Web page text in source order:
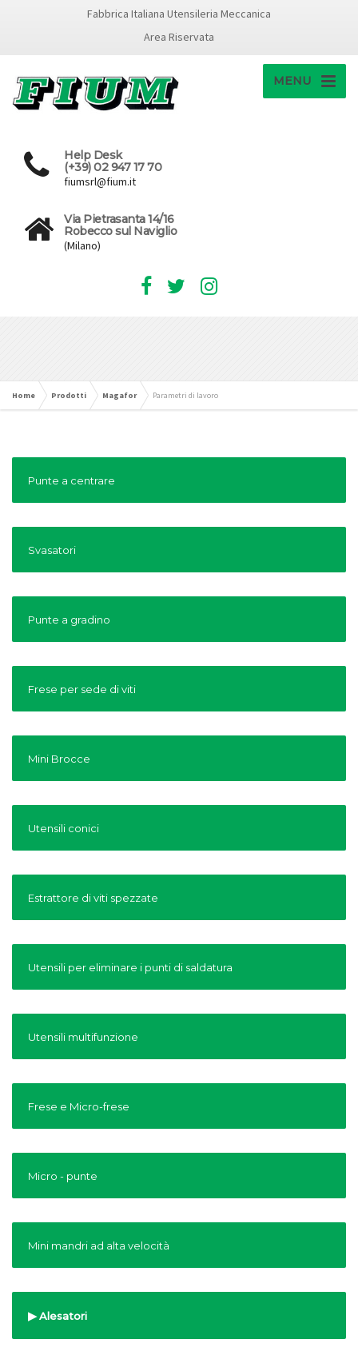
Fabbrica Italiana Utensileria Meccanica
Area Riservata
MENU
Help Desk
(+39) 02 947 17 70
fiumsrl@fium.it
Via Pietrasanta 14/16
Robecco sul Naviglio
(Milano)
Home Prodotti Magafor Parametri di lavoro
Punte a centrare
Svasatori
Punte a gradino
Frese per sede di viti
Mini Brocce
Utensili conici
Estrattore di viti spezzate
Utensili per eliminare i punti di saldatura
Utensili multifunzione
Frese e Micro-frese
Micro - punte
Mini mandri ad alta velocità
Alesatori